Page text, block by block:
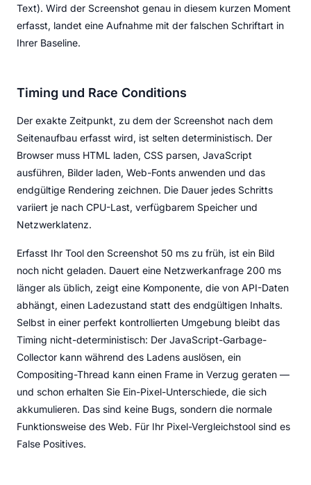
Text). Wird der Screenshot genau in diesem kurzen Moment
erfasst, landet eine Aufnahme mit der falschen Schriftart in
Ihrer Baseline.
Timing und Race Conditions
Der exakte Zeitpunkt, zu dem der Screenshot nach dem
Seitenaufbau erfasst wird, ist selten deterministisch. Der
Browser muss HTML laden, CSS parsen, JavaScript
ausführen, Bilder laden, Web-Fonts anwenden und das
endgültige Rendering zeichnen. Die Dauer jedes Schritts
variiert je nach CPU-Last, verfügbarem Speicher und
Netzwerklatenz.
Erfasst Ihr Tool den Screenshot 50 ms zu früh, ist ein Bild
noch nicht geladen. Dauert eine Netzwerkanfrage 200 ms
länger als üblich, zeigt eine Komponente, die von API-Daten
abhängt, einen Ladezustand statt des endgültigen Inhalts.
Selbst in einer perfekt kontrollierten Umgebung bleibt das
Timing nicht-deterministisch: Der JavaScript-Garbage-
Collector kann während des Ladens auslösen, ein
Compositing-Thread kann einen Frame in Verzug geraten —
und schon erhalten Sie Ein-Pixel-Unterschiede, die sich
akkumulieren. Das sind keine Bugs, sondern die normale
Funktionsweise des Web. Für Ihr Pixel-Vergleichstool sind es
False Positives.